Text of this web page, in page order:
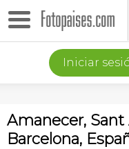
Iniciar
Amanecer, Sant
Barcelona,